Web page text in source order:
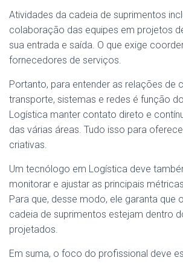
Atividades da cadeia de suprimentos
colaboração das equipes em projetos
sua entrada e saída. O que exige
fornecedores de serviços.
Portanto, para entender as relações de
transporte, sistemas e redes é função
Logística manter contato direto e
das várias áreas. Tudo isso para
criativas.
Um tecnólogo em Logística deve
monitorar e ajustar as principais
Para que, desse modo, ele garanta que
cadeia de suprimentos estejam dentro
projetados.
Em suma, o foco do profissional deve